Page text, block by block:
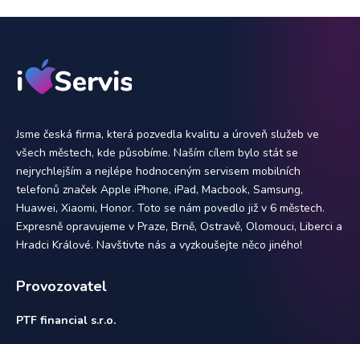
Jsme česká firma, která pozvedla kvalitu a úroveň služeb ve
všech městech, kde působíme. Naším cílem bylo stát se
nejrychlejším a nejlépe hodnoceným servisem mobilních
telefonů značek Apple iPhone, iPad, Macbook, Samsung,
Huawei, Xiaomi, Honor. Toto se nám povedlo již v 6 městech.
Expresně opravujeme v Praze, Brně, Ostravě, Olomouci, Liberci a
Hradci Králové. Navštivte nás a vyzkoušejte něco jiného!
Provozovatel
PTF financial s.r.o.